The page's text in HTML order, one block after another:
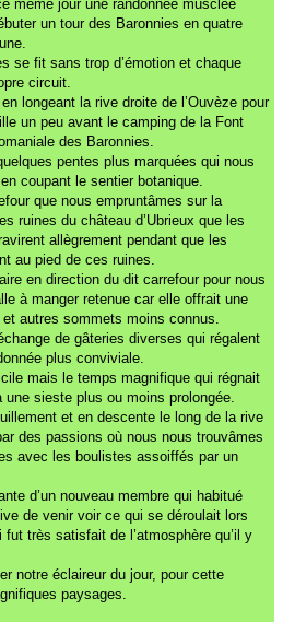
même jour une randonnée musclée
un tour des Baronnies en quatre
se fit sans trop d’émotion et chaque
circuit.
longeant la rive droite de l’Ouvèze pour
un peu avant le camping de la Font
des Baronnies.
pentes plus marquées qui nous
coupant le sentier botanique.
que nous empruntâmes sur la
ruines du château d’Ubrieux que les
allègrement pendant que les
au pied de ces ruines.
en direction du dit carrefour pour nous
à manger retenue car elle offrait une
autres sommets moins connus.
de gâteries diverses qui régalent
plus conviviale.
mais le temps magnifique qui régnait
sieste plus ou moins prolongée.
et en descente le long de la rive
des passions où nous nous trouvâmes
avec les boulistes assoiffés par un
d’un nouveau membre qui habitué
de venir voir ce qui se déroulait lors
très satisfait de l’atmosphère qu’il y
notre éclaireur du jour, pour cette
paysages.